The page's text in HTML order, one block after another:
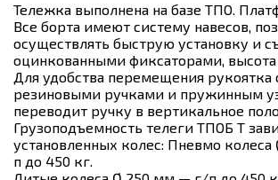
Тележка выполнена на базе ТПО.
Все борта имеют систему навесов,
осуществлять быструю установку и
оцинкованными фиксаторами,
Для удобства перемещения рукоятка
резиновыми ручками и пружинным
переводит ручку в вертикальное
Грузоподъемность телеги ТПОБ Т
установленных колес: Пневмо
п до 450 кг.